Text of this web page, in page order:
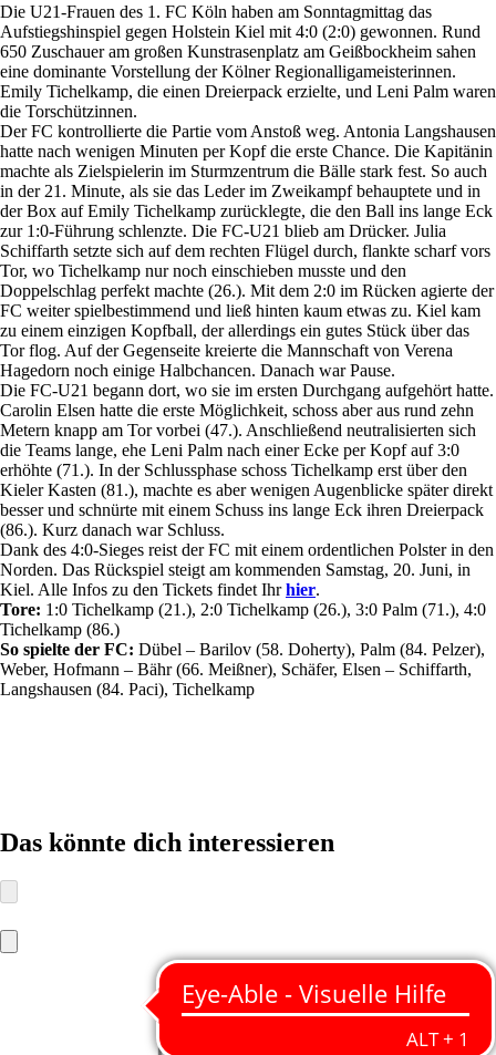
Die U21-Frauen des 1. FC Köln haben am Sonntagmittag das
Aufstiegshinspiel gegen Holstein Kiel mit 4:0 (2:0) gewonnen. Rund
650 Zuschauer am großen Kunstrasenplatz am Geißbockheim sahen
eine dominante Vorstellung der Kölner Regionalligameisterinnen.
Emily Tichelkamp, die einen Dreierpack erzielte, und Leni Palm waren
die Torschützinnen.
Der FC kontrollierte die Partie vom Anstoß weg. Antonia Langshausen
hatte nach wenigen Minuten per Kopf die erste Chance. Die Kapitänin
machte als Zielspielerin im Sturmzentrum die Bälle stark fest. So auch
in der 21. Minute, als sie das Leder im Zweikampf behauptete und in
der Box auf Emily Tichelkamp zurücklegte, die den Ball ins lange Eck
zur 1:0-Führung schlenzte. Die FC-U21 blieb am Drücker. Julia
Schiffarth setzte sich auf dem rechten Flügel durch, flankte scharf vors
Tor, wo Tichelkamp nur noch einschieben musste und den
Doppelschlag perfekt machte (26.). Mit dem 2:0 im Rücken agierte der
FC weiter spielbestimmend und ließ hinten kaum etwas zu. Kiel kam
zu einem einzigen Kopfball, der allerdings ein gutes Stück über das
Tor flog. Auf der Gegenseite kreierte die Mannschaft von Verena
Hagedorn noch einige Halbchancen. Danach war Pause.
Die FC-U21 begann dort, wo sie im ersten Durchgang aufgehört hatte.
Carolin Elsen hatte die erste Möglichkeit, schoss aber aus rund zehn
Metern knapp am Tor vorbei (47.). Anschließend neutralisierten sich
die Teams lange, ehe Leni Palm nach einer Ecke per Kopf auf 3:0
erhöhte (71.). In der Schlussphase schoss Tichelkamp erst über den
Kieler Kasten (81.), machte es aber wenigen Augenblicke später direkt
besser und schnürte mit einem Schuss ins lange Eck ihren Dreierpack
(86.). Kurz danach war Schluss.
Dank des 4:0-Sieges reist der FC mit einem ordentlichen Polster in den
Norden. Das Rückspiel steigt am kommenden Samstag, 20. Juni, in
Kiel. Alle Infos zu den Tickets findet Ihrhier.
Tore: 1:0 Tichelkamp (21.), 2:0 Tichelkamp (26.), 3:0 Palm (71.), 4:0
Tichelkamp (86.)
So spielte der FC: Dübel – Barilov (58. Doherty), Palm (84. Pelzer),
Weber, Hofmann – Bähr (66. Meißner), Schäfer, Elsen – Schiffarth,
Langshausen (84. Paci), Tichelkamp
Das könnte dich interessieren